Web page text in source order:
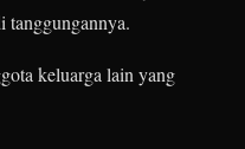
tanggungannya.
keluarga lain yang